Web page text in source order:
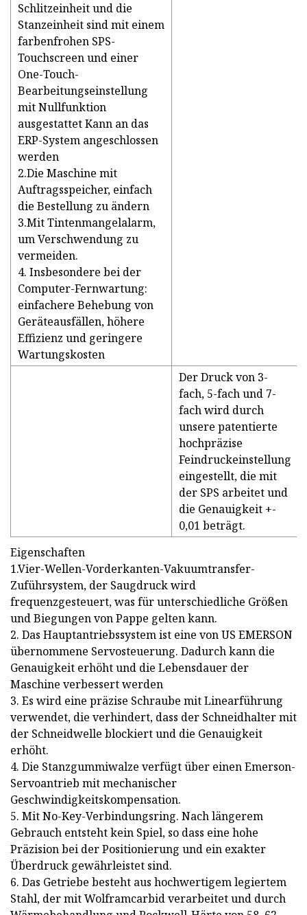
Schlitzeinheit und die
Stanzeinheit sind mit einem
farbenfrohen SPS-
Touchscreen und einer
One-Touch-
Bearbeitungseinstellung
mit Nullfunktion
ausgestattet Kann an das
ERP-System angeschlossen
werden
2.Die Maschine mit
Auftragsspeicher, einfach
die Bestellung zu ändern
3.Mit Tintenmangelalarm,
um Verschwendung zu
vermeiden.
4. Insbesondere bei der
Computer-Fernwartung:
einfachere Behebung von
Geräteausfällen, höhere
Effizienz und geringere
Wartungskosten
Der Druck von 3-
fach, 5-fach und 7-
fach wird durch
unsere patentierte
hochpräzise
Feindruckeinstellung
eingestellt, die mit
der SPS arbeitet und
die Genauigkeit +-
0,01 beträgt.
Eigenschaften
1.Vier-Wellen-Vorderkanten-Vakuumtransfer-
Zuführsystem, der Saugdruck wird
frequenzgesteuert, was für unterschiedliche Größen
und Biegungen von Pappe gelten kann.
2. Das Hauptantriebssystem ist eine von US EMERSON
übernommene Servosteuerung. Dadurch kann die
Genauigkeit erhöht und die Lebensdauer der
Maschine verbessert werden
3. Es wird eine präzise Schraube mit Linearführung
verwendet, die verhindert, dass der Schneidhalter mit
der Schneidwelle blockiert und die Genauigkeit
erhöht.
4. Die Stanzgummiwalze verfügt über einen Emerson-
Servoantrieb mit mechanischer
Geschwindigkeitskompensation.
5. Mit No-Key-Verbindungsring. Nach längerem
Gebrauch entsteht kein Spiel, so dass eine hohe
Präzision bei der Positionierung und ein exakter
Überdruck gewährleistet sind.
6. Das Getriebe besteht aus hochwertigem legiertem
Stahl, der mit Wolframcarbid verarbeitet und durch